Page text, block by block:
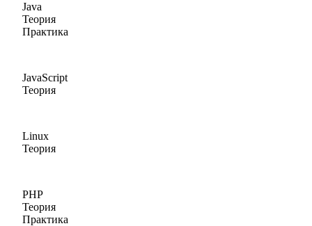
Java
Теория
Практика
JavaScript
Теория
Linux
Теория
PHP
Теория
Практика